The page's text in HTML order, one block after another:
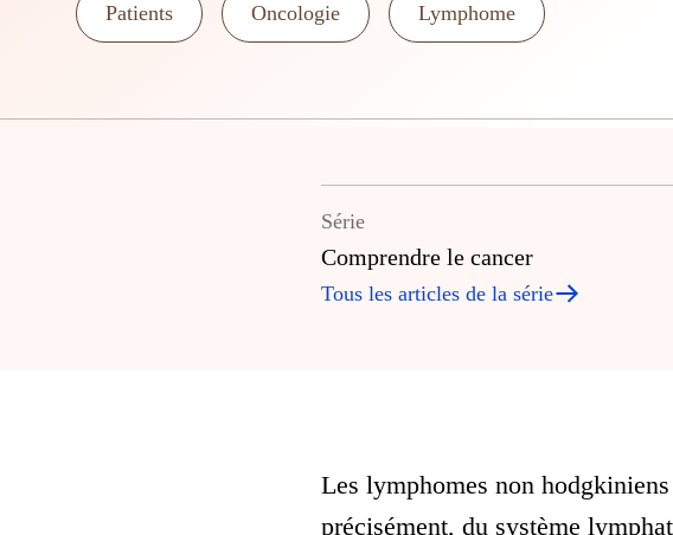
Patients Oncologie Lymphome
Série
Comprendre le cancer
Tous les articles de la série
Les lymphomes non
précisément, du système